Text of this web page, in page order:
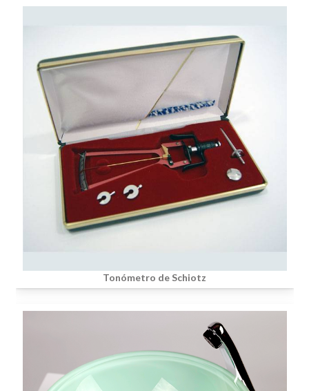
Tonómetro de Schiotz